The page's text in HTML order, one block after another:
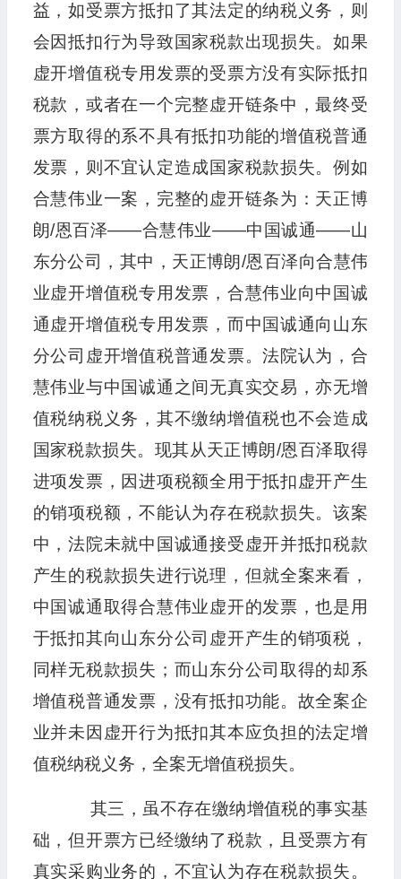
益，如受票方抵扣了其法定的纳税义务，则
会因抵扣行为导致国家税款出现损失。如果
虚开增值税专用发票的受票方没有实际抵扣
税款，或者在一个完整虚开链条中，最终受
票方取得的系不具有抵扣功能的增值税普通
发票，则不宜认定造成国家税款损失。例如
合慧伟业一案，完整的虚开链条为：天正博
朗/恩百泽——合慧伟业——中国诚通——山
东分公司，其中，天正博朗/恩百泽向合慧伟
业虚开增值税专用发票，合慧伟业向中国诚
通虚开增值税专用发票，而中国诚通向山东
分公司虚开增值税普通发票。法院认为，合
慧伟业与中国诚通之间无真实交易，亦无增
值税纳税义务，其不缴纳增值税也不会造成
国家税款损失。现其从天正博朗/恩百泽取得
进项发票，因进项税额全用于抵扣虚开产生
的销项税额，不能认为存在税款损失。该案
中，法院未就中国诚通接受虚开并抵扣税款
产生的税款损失进行说理，但就全案来看，
中国诚通取得合慧伟业虚开的发票，也是用
于抵扣其向山东分公司虚开产生的销项税，
同样无税款损失；而山东分公司取得的却系
增值税普通发票，没有抵扣功能。故全案企
业并未因虚开行为抵扣其本应负担的法定增
值税纳税义务，全案无增值税损失。
其三，虽不存在缴纳增值税的事实基
础，但开票方已经缴纳了税款，且受票方有
真实采购业务的，不宜认为存在税款损失。